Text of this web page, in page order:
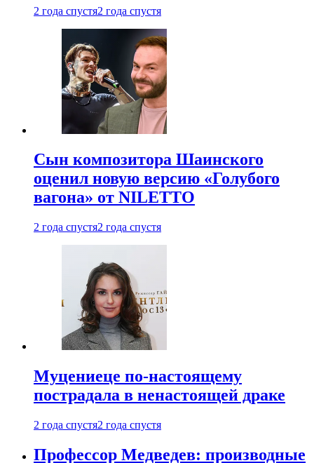
2 года спустя2 года спустя
Сын композитора Шаинского
оценил новую версию «Голубого
вагона» от NILETTO
2 года спустя2 года спустя
Муцениеце по-настоящему
пострадала в ненастоящей драке
2 года спустя2 года спустя
Профессор Медведев: производные